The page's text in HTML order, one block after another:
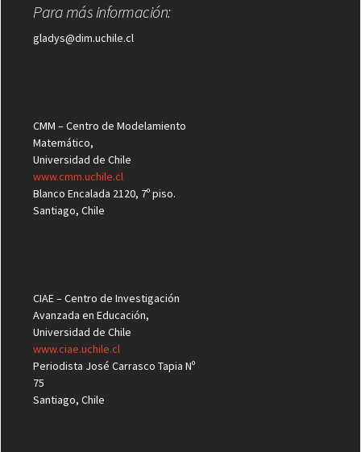
Para más información:
gladys@dim.uchile.cl
CMM – Centro de Modelamiento
Matemático,
Universidad de Chile
www.cmm.uchile.cl
Blanco Encalada 2120, 7º piso.
Santiago, Chile
CIAE – Centro de Investigación
Avanzada en Educación,
Universidad de Chile
www.ciae.uchile.cl
Periodista José Carrasco Tapia Nº
75
Santiago, Chile